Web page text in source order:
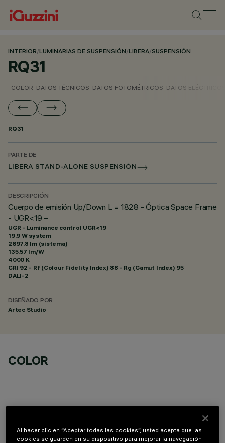
INTERIOR/LUMINARIAS DE SUSPENSIÓN/LIBERA/SUSPENSIÓN
RQ31
COLOR DATOS TÉCNICOS DATOS FOTOMÉTRICOS DATOS
RQ31
PARTE DE
LIBERA STAND-ALONE SUSPENSIÓN
DESCRIPCIÓN
Cuerpo de emisión Up/Down L = 1828 - Óptica Space Frame
- UGR<19 –
UGR - Luminance control UGR<19
19.9 W system
2697.8 lm (sistema)
135.57 lm/W
4000 K
CRI 92 - Rf (Colour Fidelity Index) 88 - Rg (Gamut Index) 95
DALI-2
DISEÑADO POR
Artec Studio
COLOR
DATOS TÉCNICOS
Al hacer clic en “Aceptar todas las cookies”, usted acepta que las
cookies se guarden en su dispositivo para mejorar la navegación